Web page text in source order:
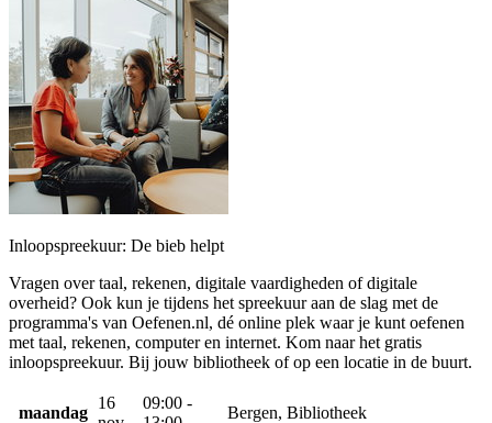
Inloopspreekuur: De bieb helpt
Vragen over taal, rekenen, digitale vaardigheden of digitale
overheid? Ook kun je tijdens het spreekuur aan de slag met de
programma's van Oefenen.nl, dé online plek waar je kunt oefenen
met taal, rekenen, computer en internet. Kom naar het gratis
inloopspreekuur. Bij jouw bibliotheek of op een locatie in de buurt.
maandag
16
09:00 -
Bergen, Bibliotheek